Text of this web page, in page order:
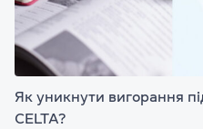
Як уникнути вигорання
CELTA?